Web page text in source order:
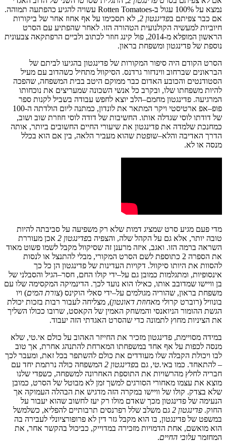
נמצא על עגול ב-Rotten Tomatoes עשויה להגיע כהפתעה תמוהה.
אם כבר צפיתם בפדיגנטון , לא תסכימו על אף אחוז אחר של ביקורות
חיוביות למעשיה הקולנועית הטהורה הזו. לאחר שהפתיע עם הסרט
הראשון המופלא מ-2014, פול קינג חוזר לכתוב ולביים הרפתקאה צבעונית
נוספת של פדינגטון ומשפחת בראון.
הסרט הקודם היה סיפור המקורות של פדינגטון בהגיעו לביתם של
הבראונים שברחוב ווינדזור גרדנס. הסיקוול מתחיל כשהדוב עם מעיל
הסטודנטים והכובע האדום כבר ממוקם היטב בבית המשפחה, שהפכה
להיות משפחתו שלו, ובקרב כל אנשי השכונה שמעריצים את נוכחותו
המרגיעה. פדינגטון מחמם–הלב יוצא לחפש עבודה בשביל לקנות ספר
פופ–אפ ארטיסטי ויקר המתאר את לונדון, כמתנה ליום הולדתה ה-100
של דודתו לוסי שגדלה אותו. החשיבות של דודה לוסי חוזרת שוב ושוב,
כמחנכת שלמדה את פדינגטון את שיעורי החיים החשובים ביותר, אותה
הדרך האדיבה והלא–שופטת שהוא מעביר הלאה, בין אם הוא בכלל
מנסה או לא.
מדי פעם מגיע סרט שמציג דמות שלא רק משפיעה על סביבתה להיות
טובה יותר, אלא גם על הקהל שלה, והצפיה בפדינגטון אכן מעוררת
השראה ברמה הזו. ואגב, איזה מרענן זה שסיקוול מקבל לשמו פשוט מאוד
את הספרה שם הסרט המקורי, מבלי להתנצל או לנסות
להסוות את היותו סיקוול. דקויות העדינות של פדינגטון הן כל כך
אינסופיות, ומתגלמות כמובן גם על–ידי קולו החם, חסר–הגיל והסבלני של
בן וויישו שמדובב אותו, כאילו הוא נועד לכך. הדינמיקה המקסימה שלו עם
משפחת בראון, שהוריה מגולמים על–ידי סאלי הוקינס (צורת המים) ויו
בונוויל (רוברט קרולי מאחוזת דאונטון), מצליחה לעבור רבות בזכות יכולת
הגשת ההומור הניואנסי והמשחק האמין של הקאסט, שרובו ככולו השליך
את הציניות מחוץ לתמונה כדי שהסרט האגדתי הזה יעבוד.
במידה מסויימת, פדינגטון מזכיר את החייזר האהוב על כולם אי.טי, שלא
מנסה לכפות על אף אחד במשפחתו המארחת להתנהג אחרת, אך טוב
לבו ויכולת הקבלה שלו מעודדים את כולם להשתפר בכל זאת, ומעבר לכך
– להתאחד. כמו באי.טי, גם בפדינגטון המשפחה כולה נרתמת יחד עם
חבריה לחלץ מהרשויות את התוספת האחרונה למשפחה, כשפדי שלנו
מוצא את עצמו מאחורי הסורגים למשך זמן לא מבוטל של הסרט, כמובן
שלא בצדק. קולו של וויישו במקרה הזה מדגיש את הבהלה העמוקה אך
הנעימה של פדינגטון מכך שאדם מולו רק יעז לחשוב שהוא יעבור על
החוק. פדינגטון גם משלב שלל רפרנסים תרבותיים להפליא, כשלמשל
במשפט של פדינגטון, בו הוא מקבל גזר דין לא פרופורציונלי לעבירה בה
הוא מואשם, אחת הדמויות מזכירה במדוייק, כביכול בהקשר אחר, את
המחזמר עלובי החיים.